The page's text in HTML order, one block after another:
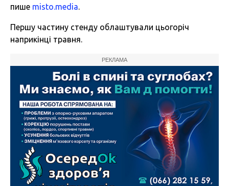
пише misto.media.
Першу частину стенду облаштували цьогоріч
наприкінці травня.
РЕКЛАМА